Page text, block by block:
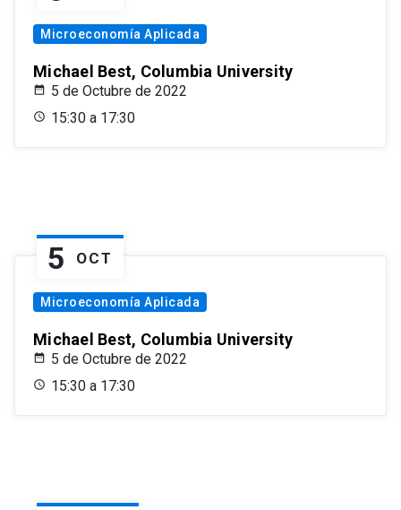
Microeconomía Aplicada
Michael Best, Columbia University
5 de Octubre de 2022
15:30 a 17:30
5 OCT
Microeconomía Aplicada
Michael Best, Columbia University
5 de Octubre de 2022
15:30 a 17:30